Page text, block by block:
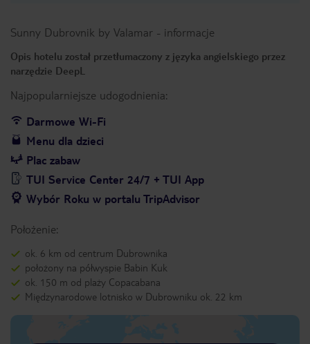
Sunny Dubrovnik by Valamar - informacje
Opis hotelu został przetłumaczony z języka angielskiego przez
narzędzie DeepL
Najpopularniejsze udogodnienia:
Darmowe Wi-Fi
Menu dla dzieci
Plac zabaw
TUI Service Center 24/7 + TUI App
Wybór Roku w portalu TripAdvisor
Położenie:
ok. 6 km od centrum Dubrownika
położony na półwyspie Babin Kuk
ok. 150 m od plaży Copacabana
Międzynarodowe lotnisko w Dubrowniku ok. 22 km